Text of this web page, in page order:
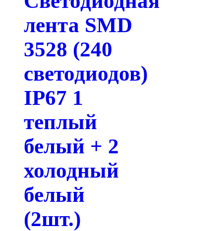
лента SMD
3528 (240
светодиодов)
IP67 1
теплый
белый + 2
холодный
белый
(2шт.)